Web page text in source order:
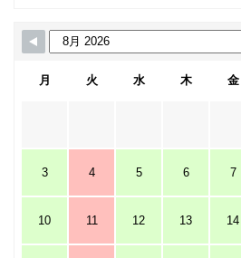
月 火 水 木 金
3 4 5 6 7
10 11 12 13 14